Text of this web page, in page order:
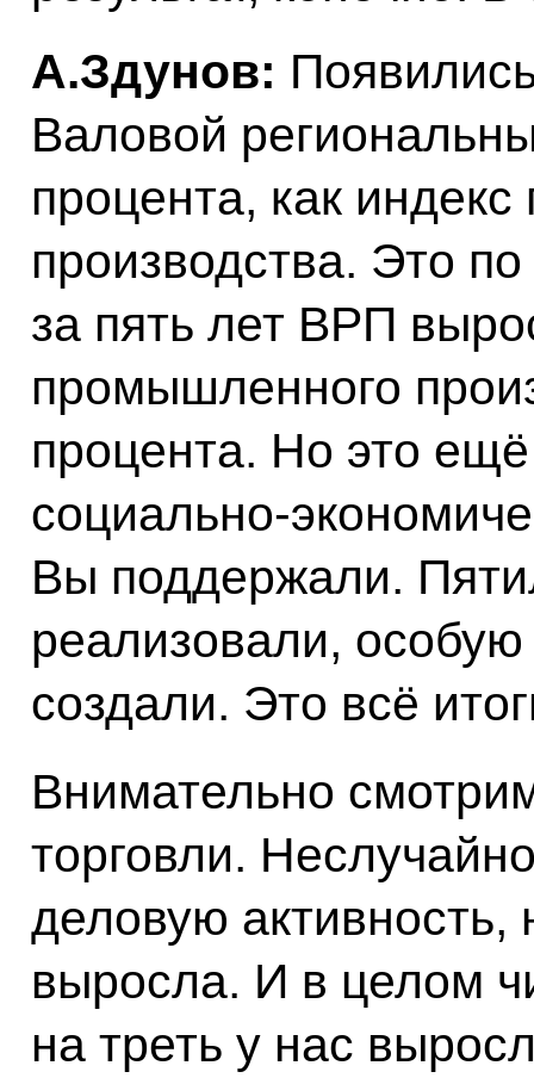
А.Здунов:
Валовой
процента, как
производства. Это
за пять лет ВРП
промышленного
процента. Но это
социально-
Вы поддержали.
реализовали,
создали. Это всё
Внимательно
торговли.
деловую активность,
выросла. И в целом
на треть у нас